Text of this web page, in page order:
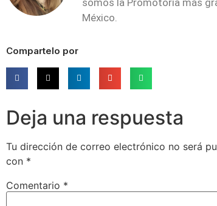
somos la Promotoría más
México.
Compartelo por
Deja una respuesta
Tu dirección de correo electrónico no será
con *
Comentario *